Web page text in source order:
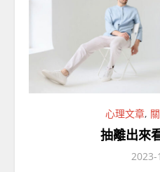
心理文章,
抽離出來
2023-